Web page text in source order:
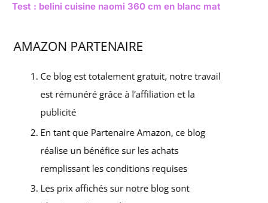
Test : belini cuisine naomi 360 cm en blanc mat